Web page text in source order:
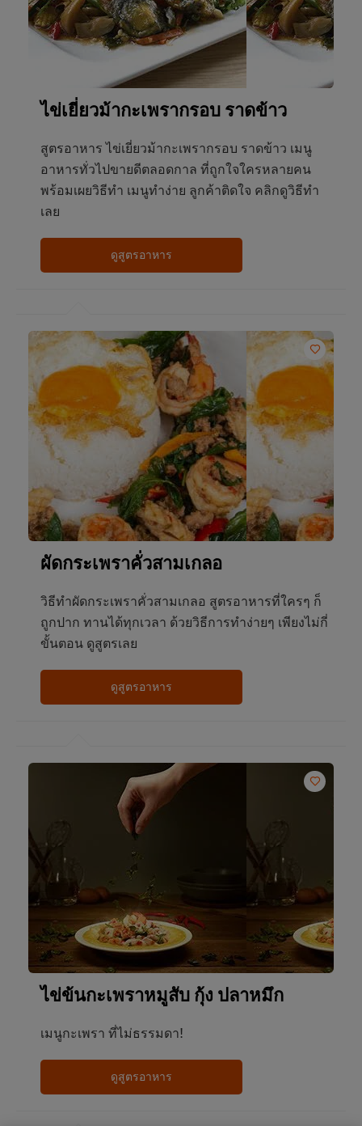
ไข่เยี่ยวม้ากะเพรากรอบ ราดข้าว
สูตรอาหาร ไข่เยี่ยวม้ากะเพรากรอบ ราดข้าว เมนู
อาหารทั่วไปขายดีตลอดกาล ที่ถูกใจใครหลายคน
พร้อมเผยวิธีทำ เมนูทำง่าย ลูกค้าติดใจ คลิกดูวิธีทำ
เลย
ดูสูตรอาหาร
ผัดกระเพราคั่วสามเกลอ
วิธีทำผัดกระเพราคั่วสามเกลอ สูตรอาหารที่ใครๆ ก็
ถูกปาก ทานได้ทุกเวลา ด้วยวิธีการทำง่ายๆ เพียงไม่กี่
ขั้นตอน ดูสูตรเลย
ดูสูตรอาหาร
ไข่ข้นกะเพราหมูสับ กุ้ง ปลาหมึก
เมนูกะเพรา ที่ไม่ธรรมดา!
ดูสูตรอาหาร
We use cookies (and similar techniques) to improve